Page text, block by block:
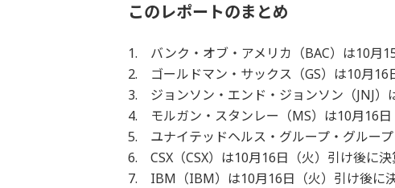
このレポートのまとめ
1. バンク・オブ・アメリカ（BAC）は10月
2. ゴールドマン・サックス（GS）は10月16
3. ジョンソン・エンド・ジョンソン（JNJ）
4. モルガン・スタンレー（MS）は10月16日
5. ユナイテッドヘルス・グループ・グルー
6. CSX（CSX）は10月16日（火）引け後に決
7. IBM（IBM）は10月16日（火）引け後に